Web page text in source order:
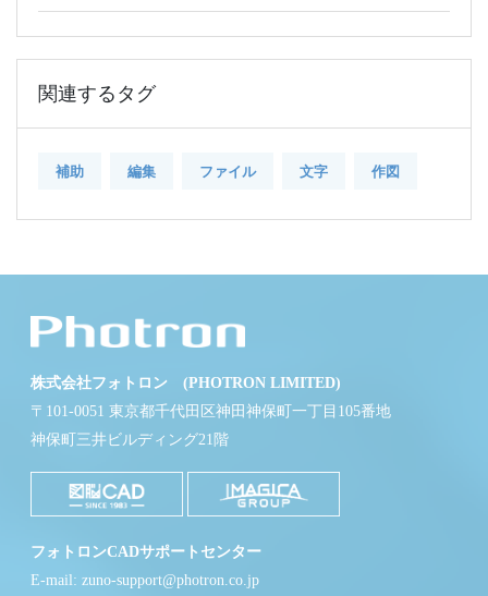
関連するタグ
補助 編集 ファイル 文字 作図
株式会社フォトロン (PHOTRON LIMITED)
〒101-0051 東京都千代田区神田神保町一丁目105番地
神保町三井ビルディング21階
フォトロンCADサポートセンター
E-mail: zuno-support@photron.co.jp